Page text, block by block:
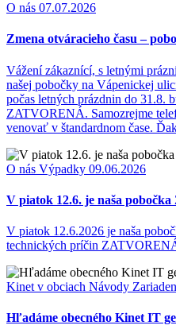
O nás 07.07.2026
Zmena otváracieho času –
Vážení zákaznící, s letnými
našej pobočky na Vápenickej
počas letných prázdnin do 31.8.
ZATVORENÁ. Samozrejme
venovať v štandardnom čase.
O nás Výpadky 09.06.2026
V piatok 12.6. je naša
V piatok 12.6.2026 je naša
technických príčin
Kinet v obciach Návody
Hľadáme obecného Kinet IT